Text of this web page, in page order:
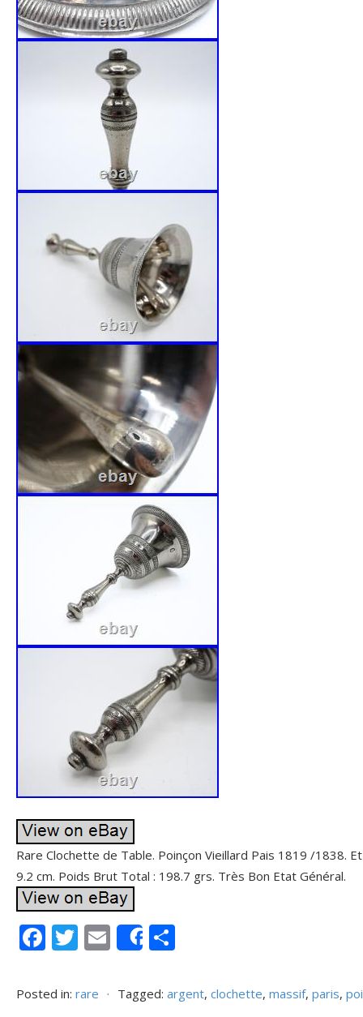
Rare Clochette de Table. Poinçon Vieillard Pais 1819 /1838.
9.2 cm. Poids Brut Total : 198.7 grs. Très Bon Etat Général.
F
e
T
itt
E
ai
Share
ta
Posted in: rare ⋅ Tagged: argent, clochette, massif, paris,